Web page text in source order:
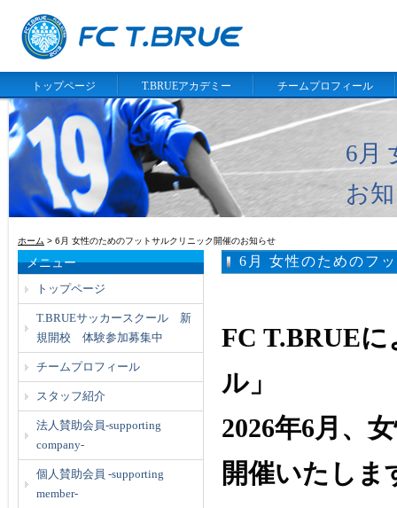
トップページ T.BRUEアカデミー チームプロフィール
6月
お
ホーム > 6月 女性のためのフットサルクリニック開催のお知らせ
6月 女性のためのフ
FC T.BRUE
ル」
2026年6月、
開催いたしま
メニュー
トップページ
T.BRUEサッカースクール 新
規開校 体験参加募集中
チームプロフィール
スタッフ紹介
法人賛助会員-supporting
company-
個人賛助会員 -supporting
member-